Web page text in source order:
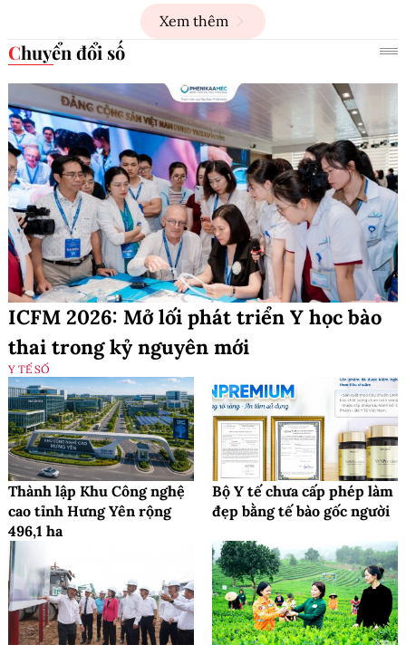
Xem thêm
Chuyển đổi số
ICFM 2026: Mở lối phát triển Y học bào
thai trong kỷ nguyên mới
Y TẾ SỐ
Thành lập Khu Công nghệ
cao tỉnh Hưng Yên rộng
496,1 ha
Bộ Y tế chưa cấp phép làm
đẹp bằng tế bào gốc người